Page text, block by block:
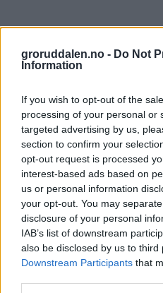
groruddalen.no - Do Not
Information
If you wish to opt-out of the
processing of your personal or
targeted advertising by us,
section to confirm your
opt-out request is processed
interest-based ads based on
us or personal information
your opt-out. You may
disclosure of your personal
IAB’s list of downstream
also be disclosed by us to third
Downstream Participants that